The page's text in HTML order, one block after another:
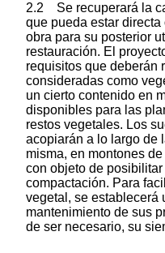
2.2 Se recuperará la
que pueda estar
obra para su posterior
restauración. El
requisitos que deberán
consideradas como
un cierto contenido en
disponibles para las
restos vegetales. Los
acopiarán a lo largo de
misma, en montones
con objeto de
compactación. Para
vegetal, se establecerá
mantenimiento de sus
de ser necesario, su